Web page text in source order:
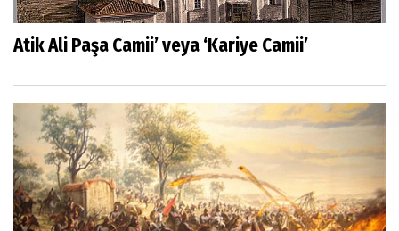
Atik Ali Paşa Camii’ veya ‘Kariye Camii’